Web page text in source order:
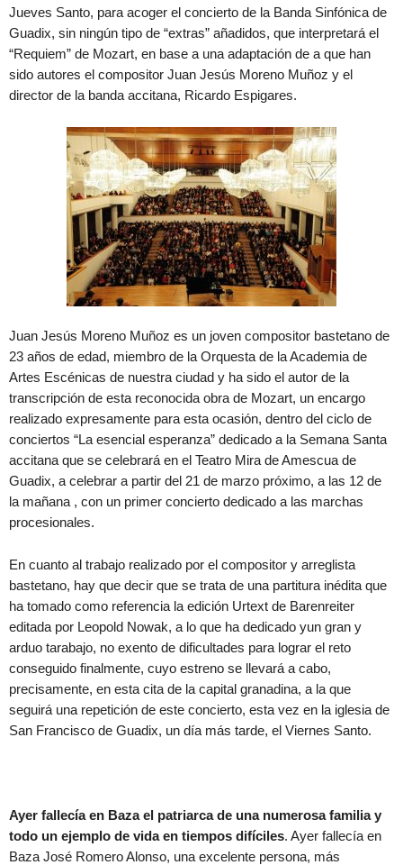
Jueves Santo, para acoger el concierto de la Banda Sinfónica de
Guadix, sin ningún tipo de “extras” añadidos, que interpretará el
“Requiem” de Mozart, en base a una adaptación de a que han
sido autores el compositor Juan Jesús Moreno Muñoz y el
director de la banda accitana, Ricardo Espigares.
Juan Jesús Moreno Muñoz es un joven compositor bastetano de
23 años de edad, miembro de la Orquesta de la Academia de
Artes Escénicas de nuestra ciudad y ha sido el autor de la
transcripción de esta reconocida obra de Mozart, un encargo
realizado expresamente para esta ocasión, dentro del ciclo de
conciertos “La esencial esperanza” dedicado a la Semana Santa
accitana que se celebrará en el Teatro Mira de Amescua de
Guadix, a celebrar a partir del 21 de marzo próximo, a las 12 de
la mañana , con un primer concierto dedicado a las marchas
procesionales.
En cuanto al trabajo realizado por el compositor y arreglista
bastetano, hay que decir que se trata de una partitura inédita que
ha tomado como referencia la edición Urtext de Barenreiter
editada por Leopold Nowak, a lo que ha dedicado yun gran y
arduo tarabajo, no exento de dificultades para lograr el reto
conseguido finalmente, cuyo estreno se llevará a cabo,
precisamente, en esta cita de la capital granadina, a la que
seguirá una repetición de este concierto, esta vez en la iglesia de
San Francisco de Guadix, un día más tarde, el Viernes Santo.
Ayer fallecía en Baza el patriarca de una numerosa familia y
todo un ejemplo de vida en tiempos difíciles. Ayer fallecía en
Baza José Romero Alonso, una excelente persona, más